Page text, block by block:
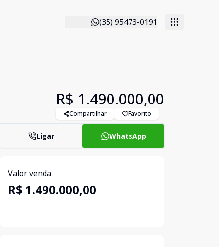
(35) 95473-0191
R$ 1.490.000,00
Compartilhar Favorito
Ligar WhatsApp
Valor venda
R$ 1.490.000,00